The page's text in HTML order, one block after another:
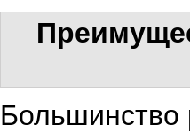
Большинство